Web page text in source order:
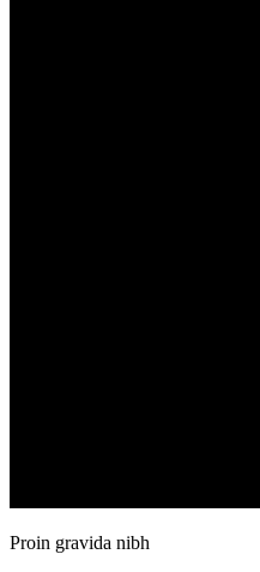
Proin gravida nibh